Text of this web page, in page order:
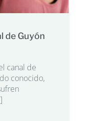
de Guyón
canal de
conocido,